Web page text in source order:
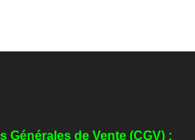
Générales de Vente (CGV) :